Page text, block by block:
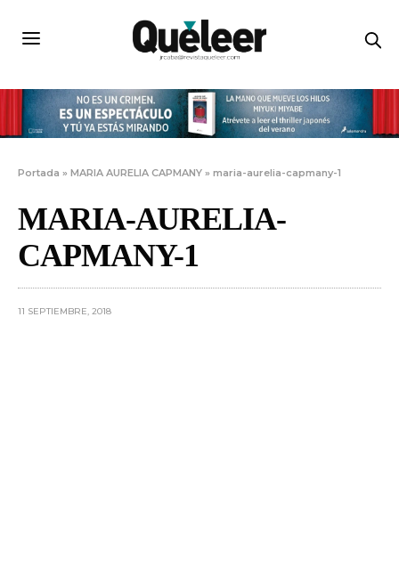
Portada »MARIA AURELIA CAPMANY »maria-aurelia-capmany-1
MARIA-AURELIA-
CAPMANY-1
11 SEPTIEMBRE, 2018